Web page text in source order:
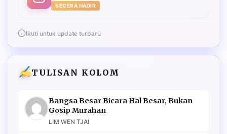
SEGERA HADIR
Ikuti untuk update terbaru
TULISAN KOLOM
Bangsa Besar Bicara Hal Besar, Bukan
Gosip Murahan
LIM WEN TJAI